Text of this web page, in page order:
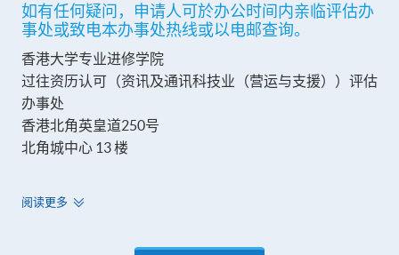
如有任何疑问，申请人可於办公时间内亲临评估办
事处或致电本办事处热线或以电邮查询。
香港大学专业进修学院
过往资历认可（资讯及通讯科技业（营运与支援））评估
办事处
香港北角英皇道250号
北角城中心 13 楼
阅读更多